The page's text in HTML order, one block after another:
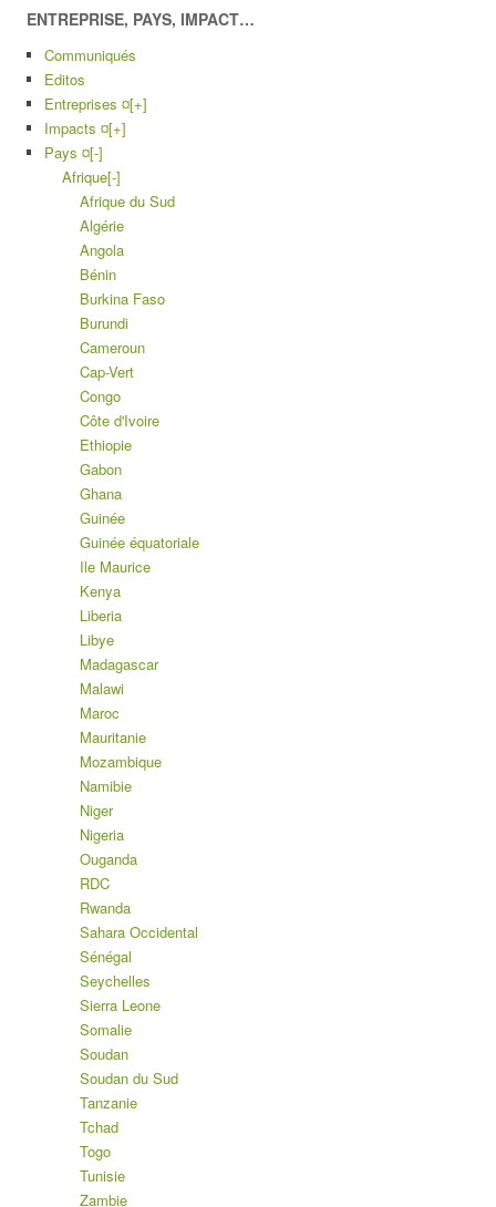
ENTREPRISE, PAYS, IMPACT…
Communiqués
Editos
Entreprises ¤[+]
Impacts ¤[+]
Pays ¤[-]
Afrique[-]
Afrique du Sud
Algérie
Angola
Bénin
Burkina Faso
Burundi
Cameroun
Cap-Vert
Congo
Côte d'Ivoire
Ethiopie
Gabon
Ghana
Guinée
Guinée équatoriale
Ile Maurice
Kenya
Liberia
Libye
Madagascar
Malawi
Maroc
Mauritanie
Mozambique
Namibie
Niger
Nigeria
Ouganda
RDC
Rwanda
Sahara Occidental
Sénégal
Seychelles
Sierra Leone
Somalie
Soudan
Soudan du Sud
Tanzanie
Tchad
Togo
Tunisie
Zambie